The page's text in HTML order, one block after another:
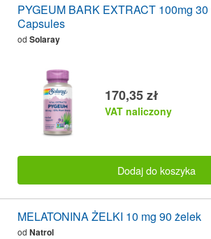
PYGEUM BARK EXTRACT 100mg
Capsules
od Solaray
170,35 zł
VAT naliczony
Dodaj do koszyka
MELATONINA ŻELKI 10 mg 90 żelek
od Natrol